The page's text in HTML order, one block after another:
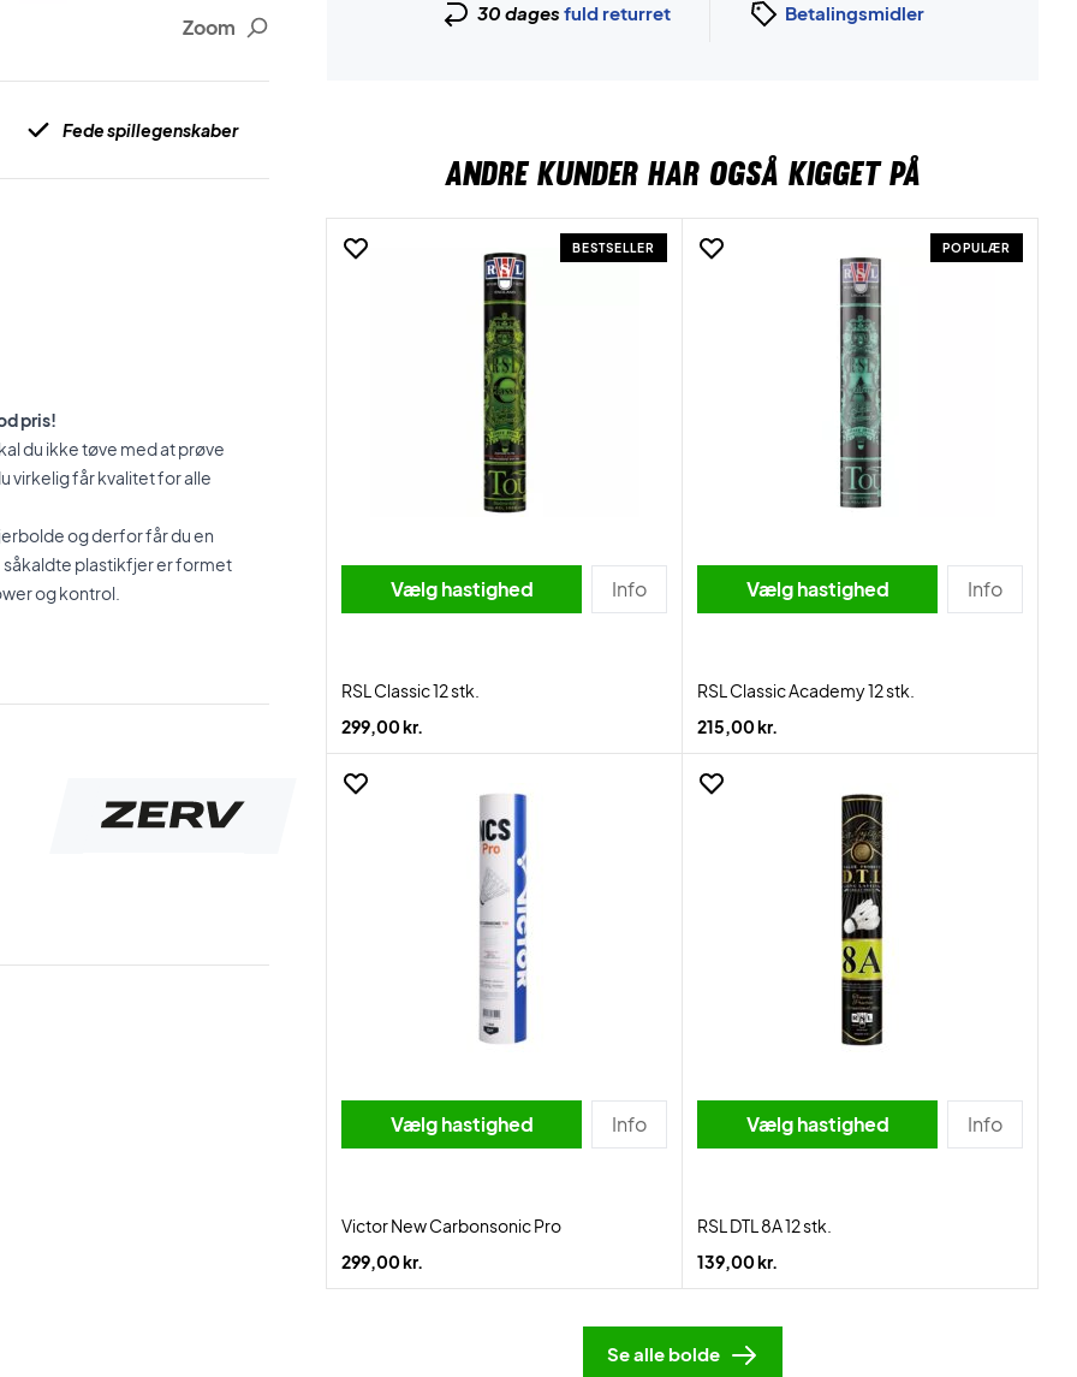
Zoom
Fede spillegenskaber
pris!
du ikke tøve med at prøve
virkelig får kvalitet for alle
og derfor får du en
plastikfjer er formet
og kontrol.
30 dages fuld returret Betalingsmidler
ANDRE KUNDER HAR OGSÅ KIGGET PÅ
BESTSELLER
Vælg hastighed Info
RSL Classic 12 stk.
299,00 kr.
POPULÆR
Vælg hastighed Info
RSL Classic Academy 12 stk.
215,00 kr.
Vælg hastighed Info
Victor New Carbonsonic Pro
299,00 kr.
Vælg hastighed Info
RSL DTL 8A 12 stk.
139,00 kr.
Se alle bolde